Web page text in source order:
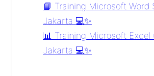
📘 Training Microsoft Word
Jakarta 💻✨
📊 Training Microsoft Excel
Jakarta 💻✨